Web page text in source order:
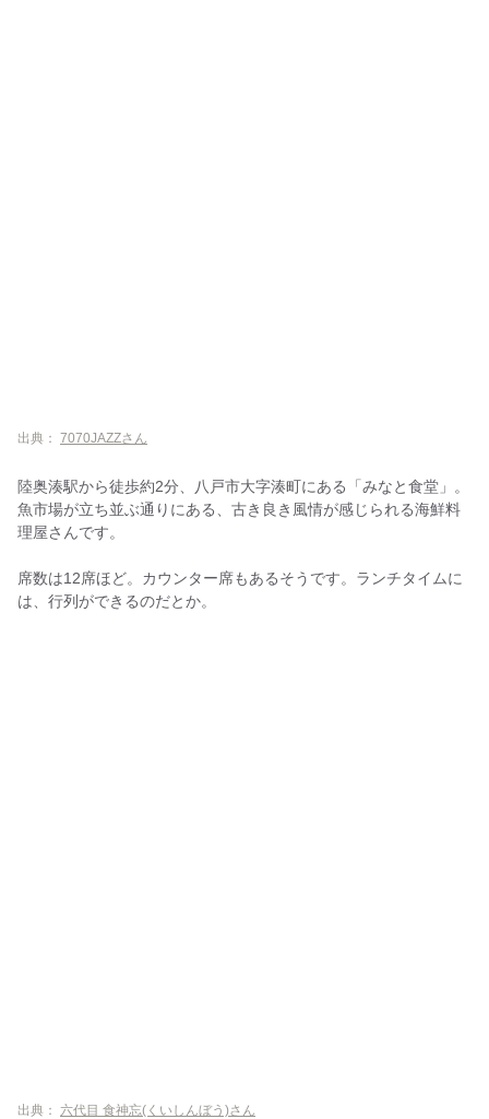
出典： 7070JAZZさん
陸奥湊駅から徒歩約2分、八戸市大字湊町にある「みなと食堂」。
魚市場が立ち並ぶ通りにある、古き良き風情が感じられる海鮮料
理屋さんです。
席数は12席ほど。カウンター席もあるそうです。ランチタイムに
は、行列ができるのだとか。
出典： 六代目 食神忘(くいしんぼう)さん